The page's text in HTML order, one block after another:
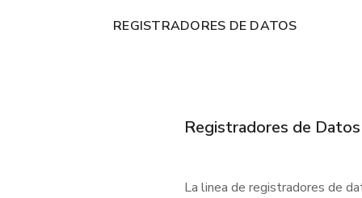
REGISTRADORES DE DATOS
Registradores de Datos
La linea de registradores de